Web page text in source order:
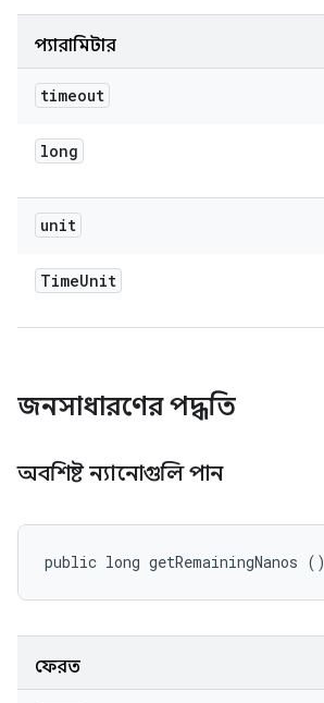
প্যারামিটার
timeout
long
unit
TimeUnit
জনসাধারণের পদ্ধতি
অবশিষ্ট ন্যানোগুলি পান
public long getRemainingNanos ()
ফেরত